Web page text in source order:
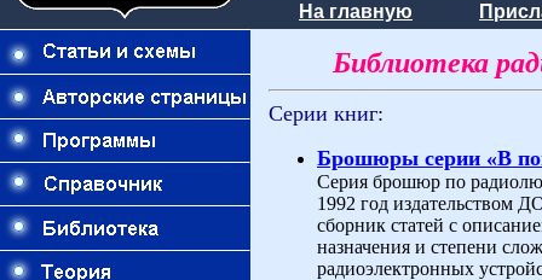
На главную
Библиотека
Серии книг:
Брошюры серии «В
Серия брошюр по
1992 год издательством
сборник статей с
назначения и степени
радиоэлектронных